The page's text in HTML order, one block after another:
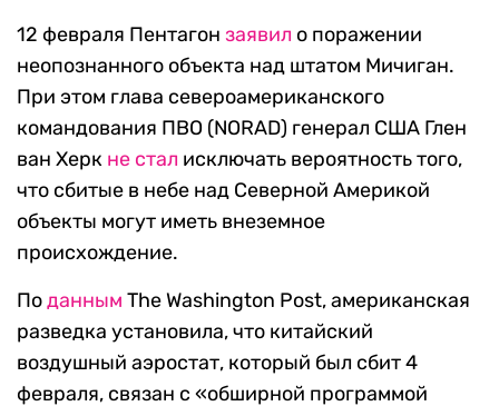
12 февраля Пентагон заявил о поражении
неопознанного объекта над штатом Мичиган.
При этом глава североамериканского
командования ПВО (NORAD) генерал США Глен
ван Херк не стал исключать вероятность того,
что сбитые в небе над Северной Америкой
объекты могут иметь внеземное
происхождение.
Поданным The Washington Post, американская
разведка установила, что китайский
воздушный аэростат, который был сбит 4
февраля, связан с «обширной программой